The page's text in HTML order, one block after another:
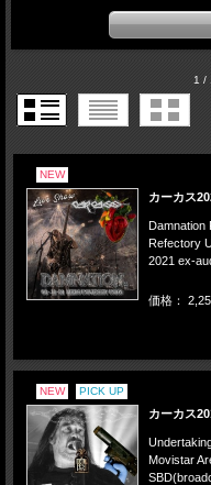
1 /
NEW
カーカス
Damnation
Refectory
2021 ex-
価格：
NEW PICK UP
カーカス
Movistar